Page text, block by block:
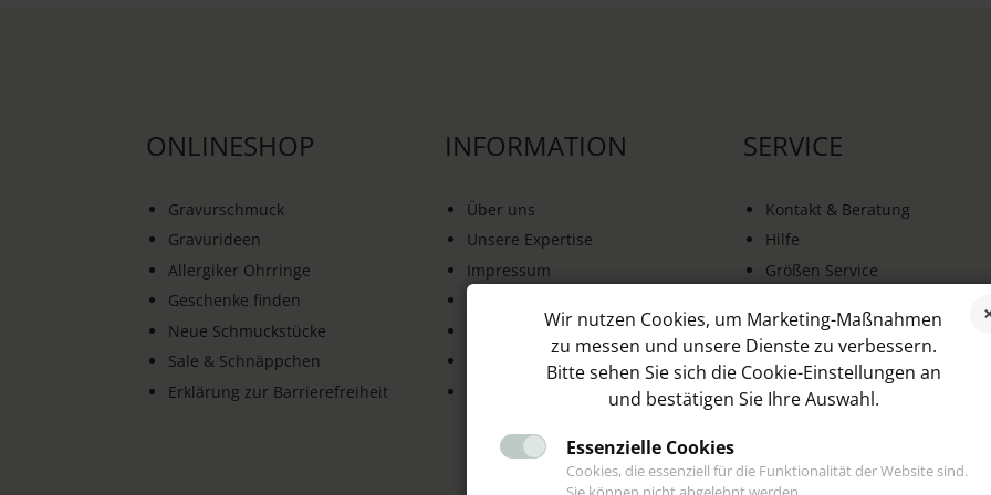
ONLINESHOP
Gravurschmuck
Gravurideen
Allergiker Ohrringe
Geschenke finden
Neue Schmuckstücke
Sale & Schnäppchen
Erklärung zur Barrierefreiheit
INFORMATION
Über uns
Unsere Expertise
Impressum
Datenschutz
Widerruf & Rückgabe
SERVICE
Kontakt & Beratung
Hilfe
Größen Service
Schmuck Ratgeber
Blog
Kooperationen
Wir nutzen Cookies, um Marketing-Maßnahmen
zu messen und unsere Dienste zu verbessern.
Bitte sehen Sie sich die Cookie-Einstellungen an
und bestätigen Sie Ihre Auswahl.
Essenzielle Cookies
Cookies, die essenziell für die Funktionalität der Website sind.